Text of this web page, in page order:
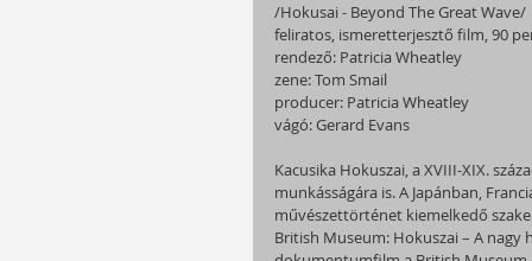
/Hokusai - Beyond The Great Wave/
feliratos, ismeretterjesztő film, 90
rendező: Patricia Wheatley
zene: Tom Smail
producer: Patricia Wheatley
vágó: Gerard Evans
Kacusika Hokuszai, a XVIII-XIX.
munkásságára is. A Japánban,
művészettörténet kiemelkedő
British Museum: Hokuszai – A